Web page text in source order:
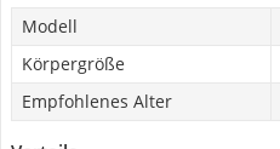
Modell
Körpergröße
Empfohlenes Alter